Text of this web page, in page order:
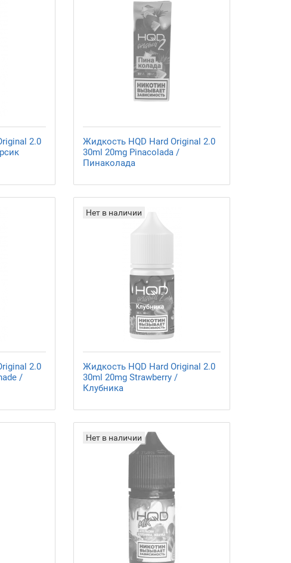
2.0
Жидкость HQD Hard Original 2.0
30ml 20mg Pinacolada /
Пинаколада
2.0
/
Нет в наличии
Жидкость HQD Hard Original 2.0
30ml 20mg Strawberry /
Клубника
Нет в наличии